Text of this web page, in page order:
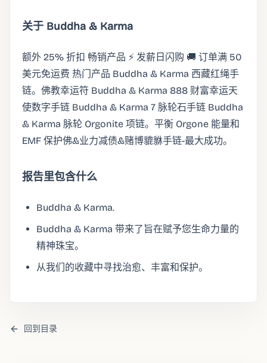
关于 Buddha & Karma
额外 25% 折扣 畅销产品 ⚡ 发薪日闪购 🚚 订单满 50
美元免运费 热门产品 Buddha & Karma 西藏红绳手
链。佛教幸运符 Buddha & Karma 888 财富幸运天
使数字手链 Buddha & Karma 7 脉轮石手链 Buddha
& Karma 脉轮 Orgonite 项链。平衡 Orgone 能量和
EMF 保护佛&业力减债&赌博貔貅手链-最大成功。
报告里包含什么
Buddha & Karma.
Buddha & Karma 带来了旨在赋予您生命力量的
精神珠宝。
从我们的收藏中寻找治愈、丰富和保护。
回到目录